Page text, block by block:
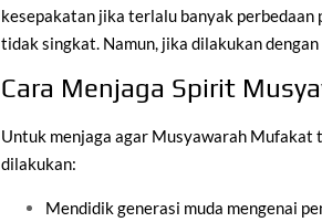
kesepakatan jika terlalu banyak perbedaan
tidak singkat. Namun, jika dilakukan
Cara Menjaga Spirit
Untuk menjaga agar Musyawarah Mufakat
dilakukan:
Mendidik generasi muda mengenai